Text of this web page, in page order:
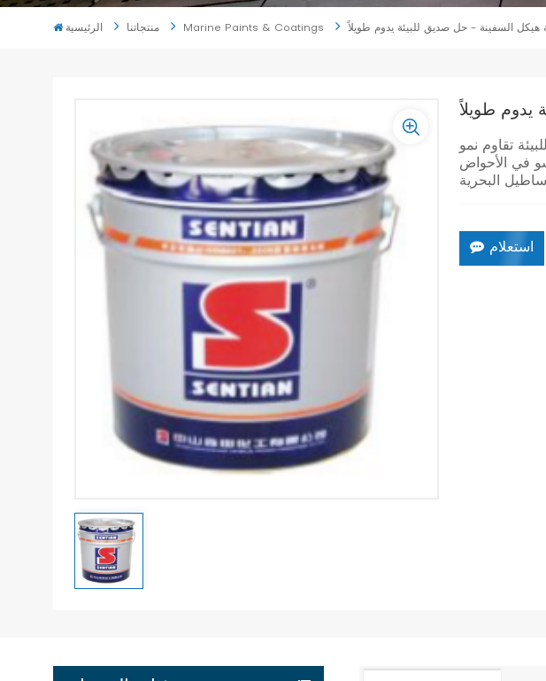
الرئيسية منتجاتنا Marine Paints & Coatings هيكل السفينة - حل صديق للبيئة يدوم طويلاً
يدوم طويلاً
تقاوم نمو
في الأحواض
استعلام